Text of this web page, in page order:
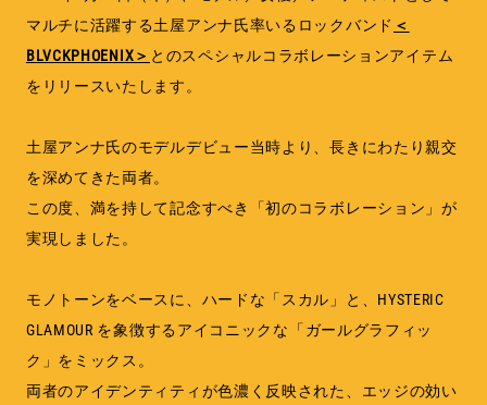
マルチに活躍する土屋アンナ氏率いるロックバンド ＜
BLVCKPHOENIX＞ とのスペシャルコラボレーションアイテム
をリリースいたします。
土屋アンナ氏のモデルデビュー当時より、長きにわたり親交
を深めてきた両者。
この度、満を持して記念すべき「初のコラボレーション」が
実現しました。
モノトーンをベースに、ハードな「スカル」と、HYSTERIC
GLAMOUR を象徴するアイコニックな「ガールグラフィッ
ク」をミックス。
両者のアイデンティティが色濃く反映された、エッジの効い